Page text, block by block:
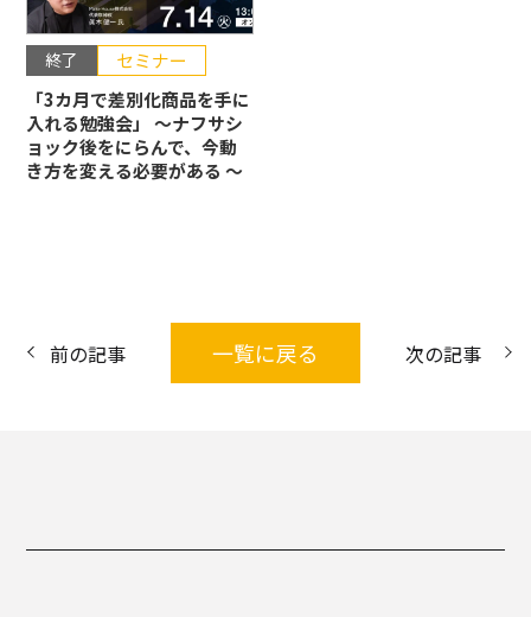
終了
セミナー
「3カ月で差別化商品を手に
入れる勉強会」 〜ナフサシ
ョック後をにらんで、今動
き方を変える必要がある 〜
前の記事 一覧に戻る 次の記事